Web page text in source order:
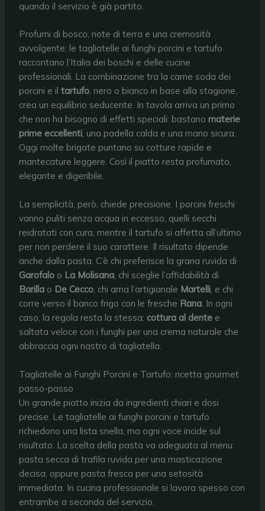
quando il servizio è già partito.
Profumi di bosco, note di terra e una cremosità
avvolgente: le tagliatelle ai funghi porcini e tartufo
raccontano l’Italia dei boschi e delle cucine
professionali. La combinazione tra la carne soda dei
porcini e iltartufo, nero o bianco in base alla stagione,
crea un equilibrio seducente. In tavola arriva un primo
che non ha bisogno di effetti speciali: bastanomaterie
prime eccellenti, una padella calda e una mano sicura.
Oggi molte brigate puntano su cotture rapide e
mantecature leggere. Così il piatto resta profumato,
elegante e digeribile.
La semplicità, però, chiede precisione. I porcini freschi
vanno puliti senza acqua in eccesso, quelli secchi
reidratati con cura, mentre il tartufo si affetta all’ultimo
per non perdere il suo carattere. Il risultato dipende
anche dalla pasta. C’è chi preferisce la grana ruvida di
Garofalo o La Molisana, chi sceglie l’affidabilità di
Barilla o De Cecco, chi ama l’artigianale Martelli, e chi
corre verso il banco frigo con le fresche Rana. In ogni
caso, la regola resta la stessa: cottura al dente e
saltata veloce con i funghi per una crema naturale che
abbraccia ogni nastro di tagliatella.
Tagliatelle ai Funghi Porcini e Tartufo: ricetta gourmet
passo-passo
Un grande piatto inizia da ingredienti chiari e dosi
precise. Le tagliatelle ai funghi porcini e tartufo
richiedono una lista snella, ma ogni voce incide sul
risultato. La scelta della pasta va adeguata al menu:
pasta secca di trafila ruvida per una masticazione
decisa, oppure pasta fresca per una setosità
immediata. In cucina professionale si lavora spesso con
entrambe a seconda del servizio.